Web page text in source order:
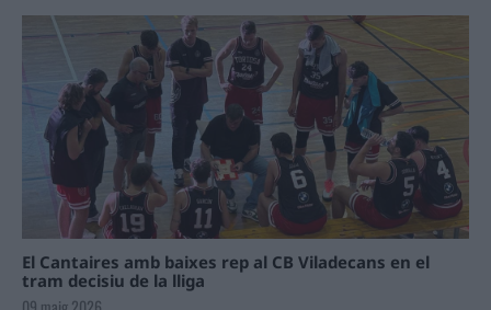
El Cantaires amb baixes rep al CB Viladecans en el
tram decisiu de la lliga